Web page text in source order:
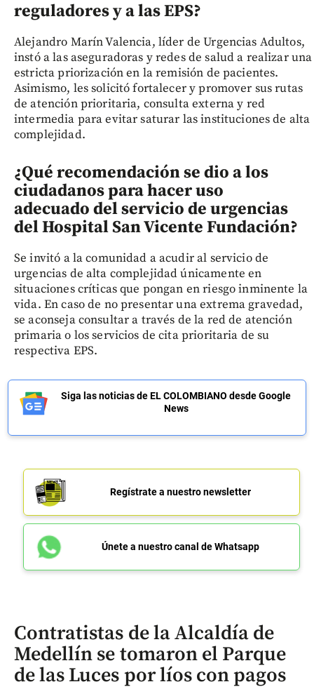
reguladores y a las EPS?
Alejandro Marín Valencia, líder de Urgencias Adultos,
instó a las aseguradoras y redes de salud a realizar una
estricta priorización en la remisión de pacientes.
Asimismo, les solicitó fortalecer y promover sus rutas
de atención prioritaria, consulta externa y red
intermedia para evitar saturar las instituciones de alta
complejidad.
¿Qué recomendación se dio a los
ciudadanos para hacer uso
adecuado del servicio de urgencias
del Hospital San Vicente Fundación?
Se invitó a la comunidad a acudir al servicio de
urgencias de alta complejidad únicamente en
situaciones críticas que pongan en riesgo inminente la
vida. En caso de no presentar una extrema gravedad,
se aconseja consultar a través de la red de atención
primaria o los servicios de cita prioritaria de su
respectiva EPS.
Siga las noticias de EL COLOMBIANO desde Google
News
Regístrate a nuestro newsletter
Únete a nuestro canal de Whatsapp
Contratistas de la Alcaldía de
Medellín se tomaron el Parque
de las Luces por líos con pagos